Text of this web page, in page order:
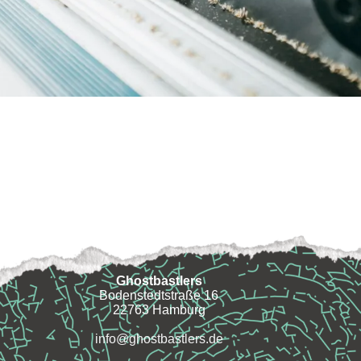
Ghostbastlers
Bodenstedtstraße 16
22763 Hamburg
info@ghostbastlers.de